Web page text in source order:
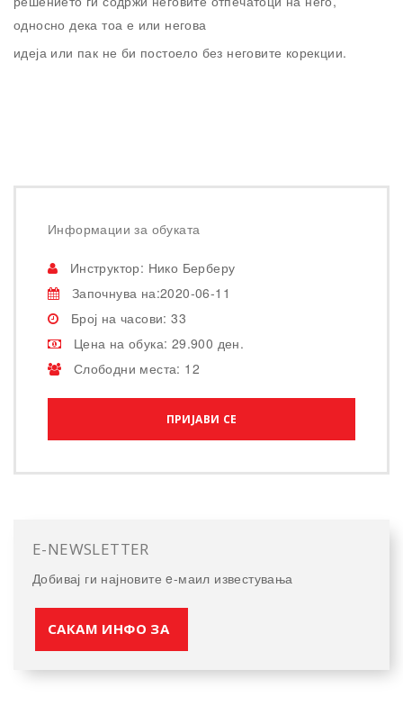
односно дека тоа е или негова
идеја или пак не би постоело без неговите корекции.
Информации за обуката
Инструктор: Нико Берберу
Започнува на:2020-06-11
Број на часови: 33
Цена на обука: 29.900 ден.
Слободни места: 12
ПРИЈАВИ СЕ
E-NEWSLETTER
Добивај ги најновите e-маил известувања
САКАМ ИНФО ЗА